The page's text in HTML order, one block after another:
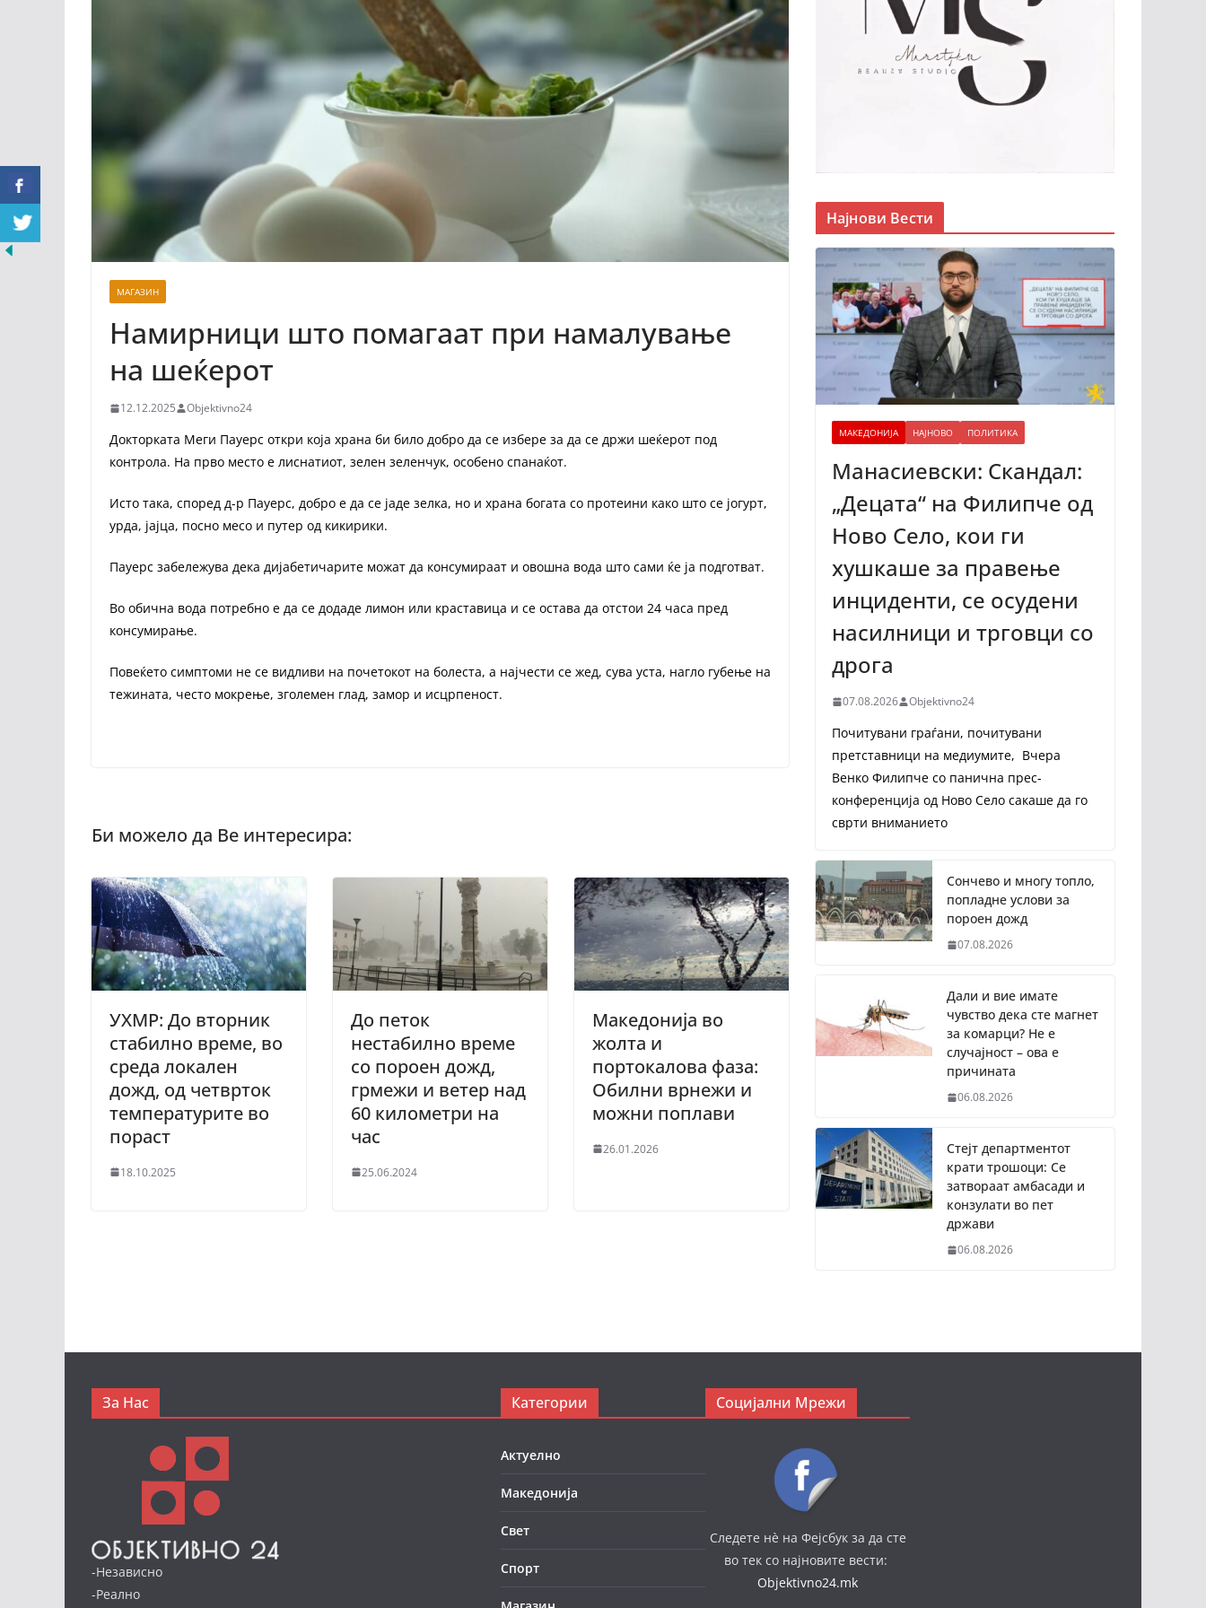
МАГАЗИН
Намирници што помагаат при намалување
на шеќерот
12.12.2025 Objektivno24
Докторката Меги Пауерс откри која храна би било добро да се избере за да се држи шеќерот под
контрола. На прво место е лиснатиот, зелен зеленчук, особено спанаќот.
Исто така, според д-р Пауерс, добро е да се јаде зелка, но и храна богата со протеини како што се јогурт,
урда, јајца, посно месо и путер од кикирики.
Пауерс забележува дека дијабетичарите можат да консумираат и овошна вода што сами ќе ја подготват.
Во обична вода потребно е да се додаде лимон или краставица и се остава да отстои 24 часа пред
консумирање.
Повеќето симптоми не се видливи на почетокот на болеста, а најчести се жед, сува уста, нагло губење на
тежината, често мокрење, зголемен глад, замор и исцрпеност.
УХМР: До вторник
стабилно време, во
среда локален
дожд, од четврток
температурите во
пораст
18.10.2025
До петок
нестабилно време
со пороен дожд,
грмежи и ветер над
60 километри на
час
25.06.2024
Македонија во
жолта и
портокалова фаза:
Обилни врнежи и
можни поплави
26.01.2026
Најнови Вести
МАКЕДОНИЈА НАЈНОВО ПОЛИТИКА
Манасиевски: Скандал:
„Децата“ на Филипче од
Ново Село, кои ги
хушкаше за правење
инциденти, се осудени
насилници и трговци со
дрога
07.08.2026 Objektivno24
Почитувани граѓани, почитувани
претставници на медиумите, Вчера
Венко Филипче со панична прес-
конференција од Ново Село сакаше да го
сврти вниманието
Сончево и многу топло,
попладне услови за
пороен дожд
07.08.2026
Дали и вие имате
чувство дека сте магнет
за комарци? Не е
случајност – ова е
причината
06.08.2026
Стејт департментот
крати трошоци: Се
затвораат амбасади и
конзулати во пет
држави
06.08.2026
За Нас
-Независно
-Реално
Категории
Актуелно
Македонија
Свет
Спорт
Социјални Мрежи
Следете нè на Фејсбук за да сте
во тек со најновите вести:
Objektivno24.mk